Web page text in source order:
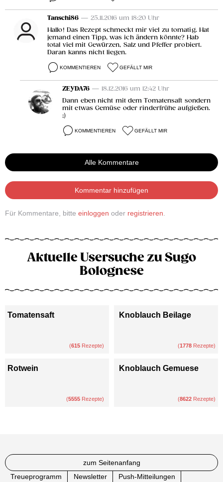
Tanschi86 — 25.11.2016 um 18:20 Uhr
Hallo! Das Rezept schmeckt mir viel zu tomatig. Hat
jemand einen Tipp, was ich ändern könnte? Hab
total viel mit Gewürzen, Salz und Pfeffer probiert.
Daran kanns nicht liegen.
KOMMENTIEREN GEFÄLLT MIR
ZEYDA76 — 18.12.2016 um 12:42 Uhr
Dann eben nicht mit dem Tomatensaft sondern
mit etwas Gemüse oder rinderfrühe aufgießen.
;)
KOMMENTIEREN GEFÄLLT MIR
Alle Kommentare
Kommentar hinzufügen
Für Kommentare, bitte einloggen oder registrieren
Aktuelle Usersuche zu Sugo
Bolognese
Tomatensaft
(615 Rezepte)
Knoblauch Beilage
(1778 Rezepte)
Rotwein
(5555 Rezepte)
Knoblauch Gemuese
(8622 Rezepte)
zum Seitenanfang
Treueprogramm
Newsletter Push-Mitteilungen